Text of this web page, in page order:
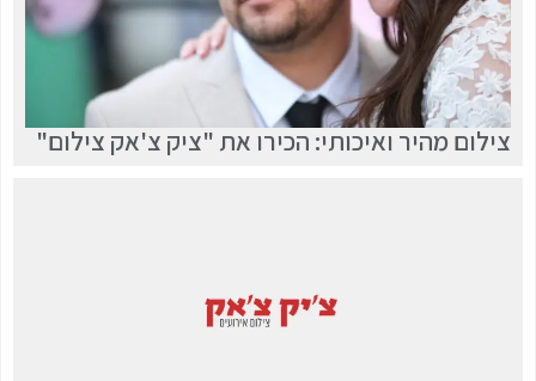
צילום מהיר ואיכותי: הכירו את "ציק צ'אק צילום"